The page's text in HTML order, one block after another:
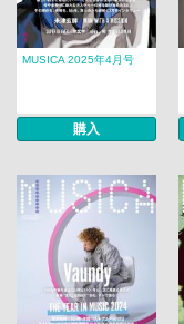
MUSICA 2025年4月号
購入